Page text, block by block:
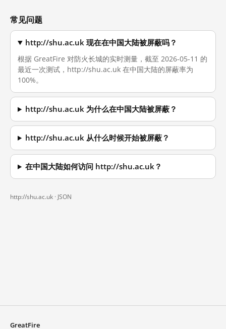
常见问题
http://shu.ac.uk 现在在中国大陆被屏蔽吗？
根据 GreatFire 对防火长城的实时测量，截至 2026-05-11 的
最近一次测试，http://shu.ac.uk 在中国大陆的屏蔽率为
100%。
http://shu.ac.uk 为什么在中国大陆被屏蔽？
http://shu.ac.uk 从什么时候开始被屏蔽？
在中国大陆如何访问 http://shu.ac.uk？
http://shu.ac.uk · JSON
GreatFire